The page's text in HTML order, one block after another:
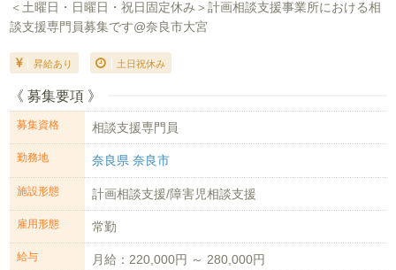
＜土曜日・日曜日・祝日固定休み＞計画相談支援事業所における相
談支援専門員募集です@奈良市大宮
昇給あり 土日祝休み
《 募集要項 》
募集資格 相談支援専門員
勤務地 奈良県 奈良市
施設形態 計画相談支援/障害児相談支援
雇用形態 常勤
給与 月給：220,000円 ～ 280,000円